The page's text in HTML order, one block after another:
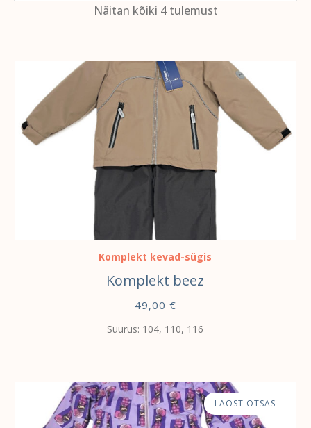
Näitan kõiki 4 tulemust
VALI
Komplekt kevad-sügis
Komplekt beez
49,00 €
Suurus: 104, 110, 116
LAOST OTSAS